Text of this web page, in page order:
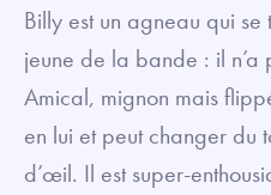
Billy est un agneau qui se
jeune de la bande : il n’a
Amical, mignon mais
en lui et peut changer du
d’œil. Il est super-